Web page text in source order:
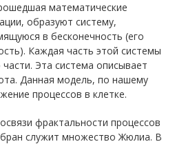
математические
образуют систему,
в бесконечность (его
Каждая часть этой системы
Эта система описывает
Данная модель, по нашему
процессов в клетке.
фрактальности процессов
служит множество Жюлиа. В